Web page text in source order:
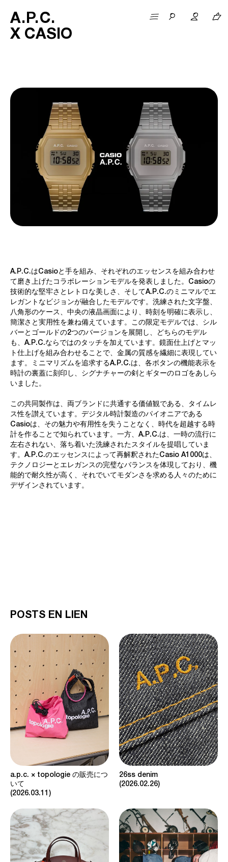
A.P.C.
X CASIO
A.P.C.はCasioと手を組み、それぞれのエッセンスを組み合わせ
て磨き上げたコラボレーションモデルを発表しました。Casioの
技術的な堅牢さとレトロな美しさ、そしてA.P.C.のミニマルでエ
レガントなビジョンが融合したモデルです。洗練された文字盤、
八角形のケース、中央の液晶画面により、時刻を明確に表示し、
簡潔さと実用性を兼ね備えています。この限定モデルでは、シル
バーとゴールドの2つのバージョンを展開し、どちらのモデル
も、A.P.C.ならではのタッチを加えています。鏡面仕上げとマッ
ト仕上げを組み合わせることで、金属の質感を繊細に表現してい
ます。ミニマリズムを追求するA.P.C.は、各ボタンの機能表示を
時計の裏蓋に刻印し、シグナチャーの剣とギターのロゴをあしら
いました。
この共同製作は、両ブランドに共通する価値観である、タイムレ
ス性を讃えています。デジタル時計製造のパイオニアである
Casioは、その魅力や有用性を失うことなく、時代を超越する時
計を作ることで知られています。一方、A.P.C.は、一時の流行に
左右されない、落ち着いた洗練されたスタイルを提唱していま
す。A.P.C.のエッセンスによって再解釈されたCasio A1000は、
テクノロジーとエレガンスの完璧なバランスを体現しており、機
能的で耐久性が高く、それでいてモダンさを求める人々のために
デザインされています。
POSTS EN LIEN
a.p.c. × topologie の販売につ
いて
2026.03.11
26ss denim
2026.02.26